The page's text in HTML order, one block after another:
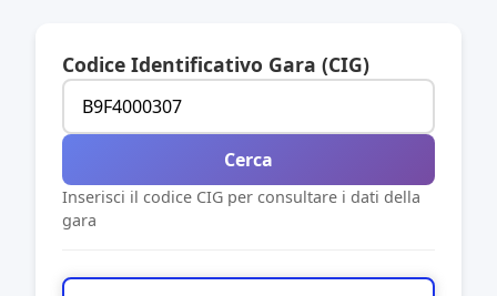
Codice Identificativo Gara (CIG)
Cerca
Inserisci il codice CIG per consultare i dati della
gara